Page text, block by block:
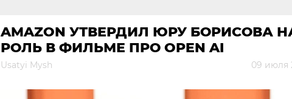
AMAZON УТВЕРДИЛ ЮРУ БОРИСОВА
РОЛЬ В ФИЛЬМЕ ПРО OPEN AI
Usatyi Mysh 09 июля